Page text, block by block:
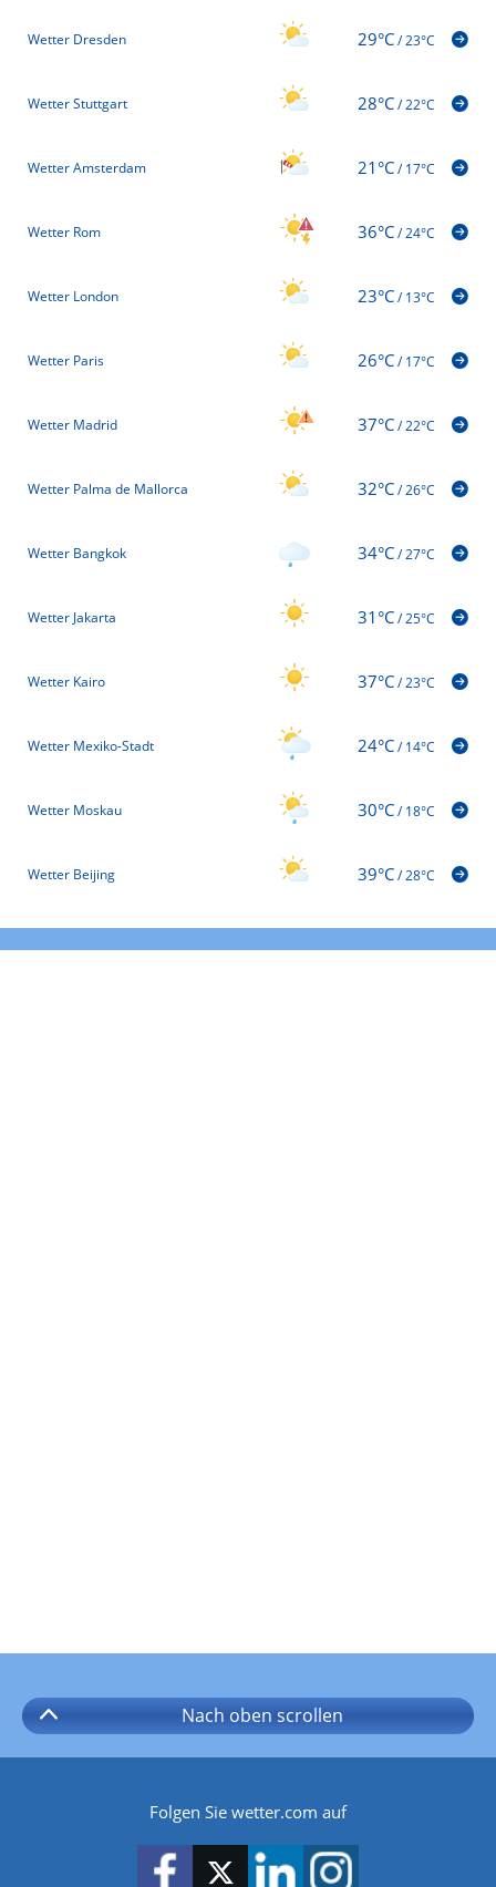
Wetter Dresden 29°C/23°C
Wetter Stuttgart 28°C/22°C
Wetter Amsterdam 21°C/17°C
Wetter Rom 36°C/24°C
Wetter London 23°C/13°C
Wetter Paris 26°C/17°C
Wetter Madrid 37°C/22°C
Wetter Palma de Mallorca 32°C/26°C
Wetter Bangkok 34°C/27°C
Wetter Jakarta 31°C/25°C
Wetter Kairo 37°C/23°C
Wetter Mexiko-Stadt 24°C/14°C
Wetter Moskau 30°C/18°C
Wetter Beijing 39°C/28°C
Nach oben scrollen
Folgen Sie wetter.com auf